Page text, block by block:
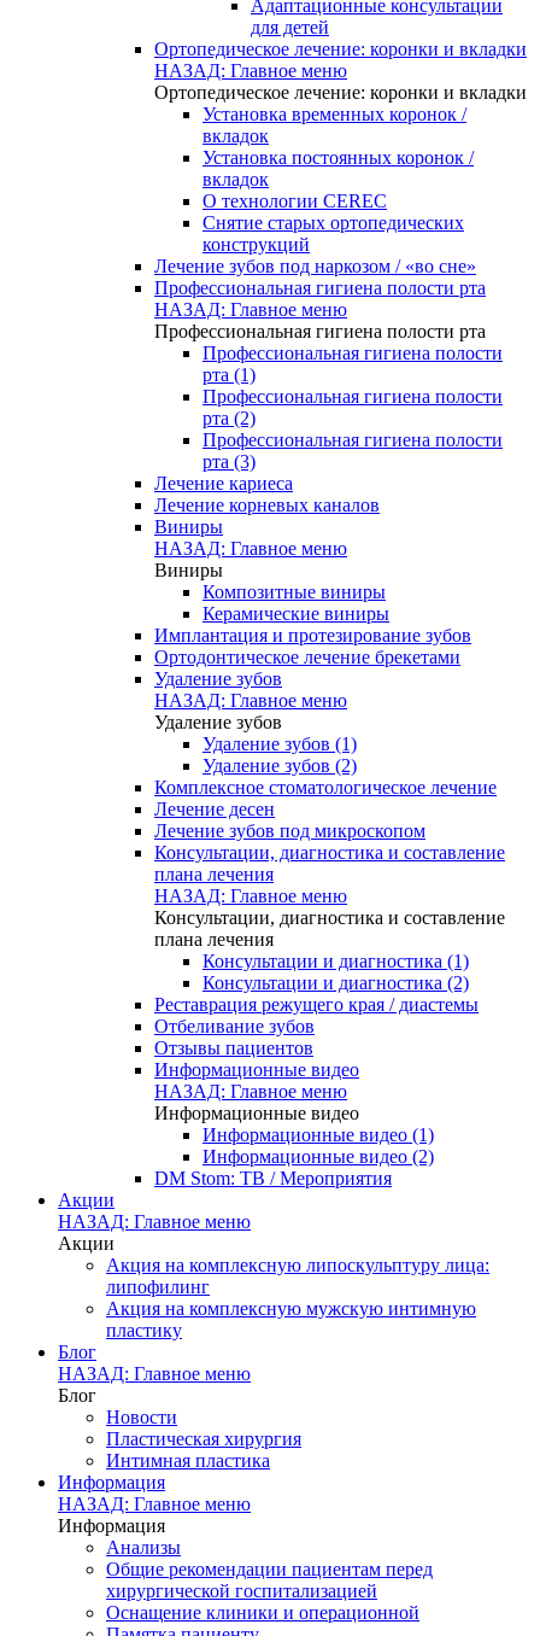
Адаптационные консультации
для детей
Ортопедическое лечение: коронки и вкладки
НАЗАД: Главное меню
Ортопедическое лечение: коронки и вкладки
Установка временных коронок /
вкладок
Установка постоянных коронок /
вкладок
О технологии CEREC
Снятие старых ортопедических
конструкций
Лечение зубов под наркозом / «во сне»
Профессиональная гигиена полости рта
НАЗАД: Главное меню
Профессиональная гигиена полости рта
Профессиональная гигиена полости
рта (1)
Профессиональная гигиена полости
рта (2)
Профессиональная гигиена полости
рта (3)
Лечение кариеса
Лечение корневых каналов
Виниры
НАЗАД: Главное меню
Виниры
Композитные виниры
Керамические виниры
Имплантация и протезирование зубов
Ортодонтическое лечение брекетами
Удаление зубов
НАЗАД: Главное меню
Удаление зубов
Удаление зубов (1)
Удаление зубов (2)
Комплексное стоматологическое лечение
Лечение десен
Лечение зубов под микроскопом
Консультации, диагностика и составление
плана лечения
НАЗАД: Главное меню
Консультации, диагностика и составление
плана лечения
Консультации и диагностика (1)
Консультации и диагностика (2)
Реставрация режущего края / диастемы
Отбеливание зубов
Отзывы пациентов
Информационные видео
НАЗАД: Главное меню
Информационные видео
Информационные видео (1)
Информационные видео (2)
DM Stom: ТВ / Мероприятия
Акции
НАЗАД: Главное меню
Акции
Акция на комплексную липоскульптуру лица:
липофилинг
Акция на комплексную мужскую интимную
пластику
Блог
НАЗАД: Главное меню
Блог
Новости
Пластическая хирургия
Интимная пластика
Информация
НАЗАД: Главное меню
Информация
Анализы
Общие рекомендации пациентам перед
хирургической госпитализацией
Оснащение клиники и операционной